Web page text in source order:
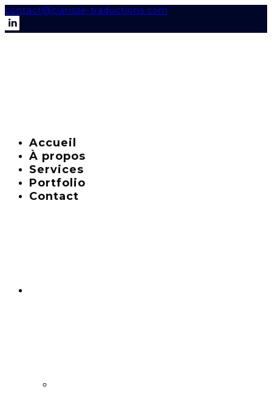
contact@clarisse-traductions.com
Accueil
À propos
Services
Portfolio
Contact